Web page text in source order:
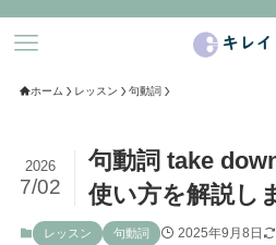
ホーム レッスン 句動詞
句動詞 take
使い方を解説し
2026
7/02
レッスン 句動詞 2025年9月8日